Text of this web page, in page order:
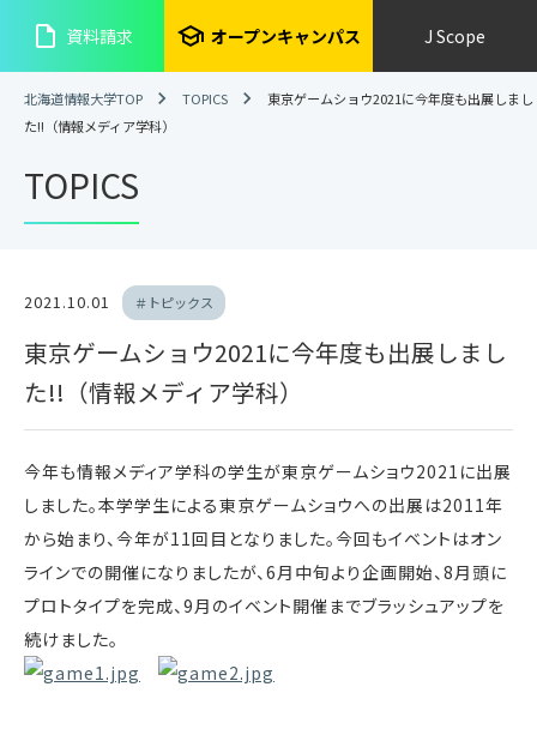
insert_drive_file 資料請求 school オープンキャンパス J Scope
北海道情報大学TOP TOPICS
東京ゲームショウ2021に今年度も出展しまし
た!!（情報メディア学科）
TOPICS
2021.10.01 ＃トピックス
東京ゲームショウ2021に今年度も出展しまし
た!!（情報メディア学科）
今年も情報メディア学科の学生が東京ゲームショウ2021に出展
しました。本学学生による東京ゲームショウへの出展は2011年
から始まり、今年が11回目となりました。今回もイベントはオン
ラインでの開催になりましたが、6月中旬より企画開始、8月頭に
プロトタイプを完成、9月のイベント開催までブラッシュアップを
続けました。